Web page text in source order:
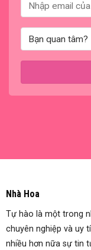
Nhà Hoa
Tự hào là một trong
chuyên nghiệp và uy
nhiều hơn nữa sự tin